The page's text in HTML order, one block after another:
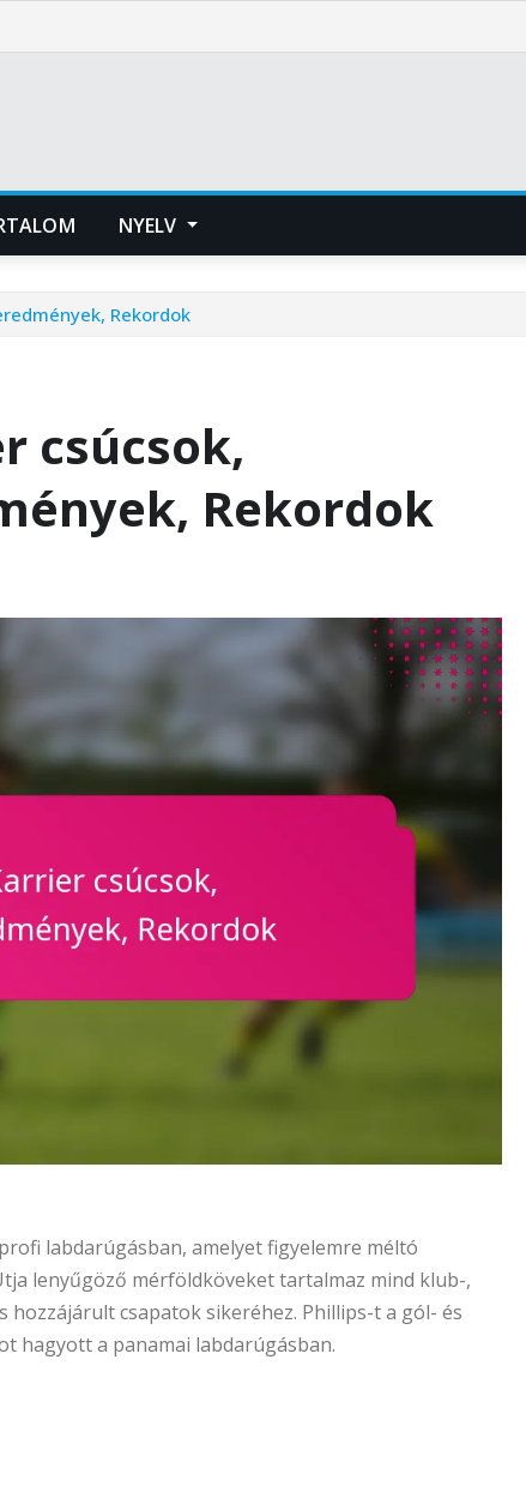
NYELV
Rekordok
csúcsok,
Rekordok
labdarúgásban, amelyet figyelemre méltó
lenyűgöző mérföldköveket tartalmaz mind klub-,
csapatok sikeréhez. Phillips-t a gól- és
hagyott a panamai labdarúgásban.